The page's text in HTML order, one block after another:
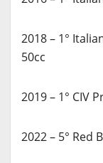
2018 – 1°
50cc
2019 – 1° CIV
2022 – 5° Red